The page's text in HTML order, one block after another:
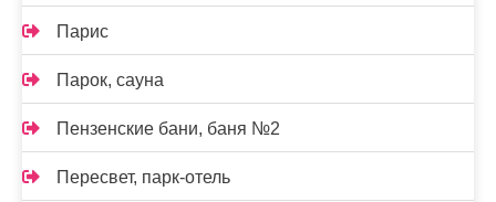
Парис
Парок, сауна
Пензенские бани, баня №2
Пересвет, парк-отель